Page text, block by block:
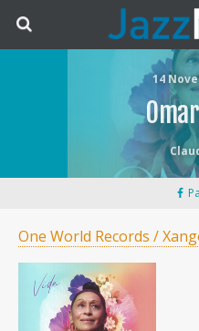
14
One World Records /